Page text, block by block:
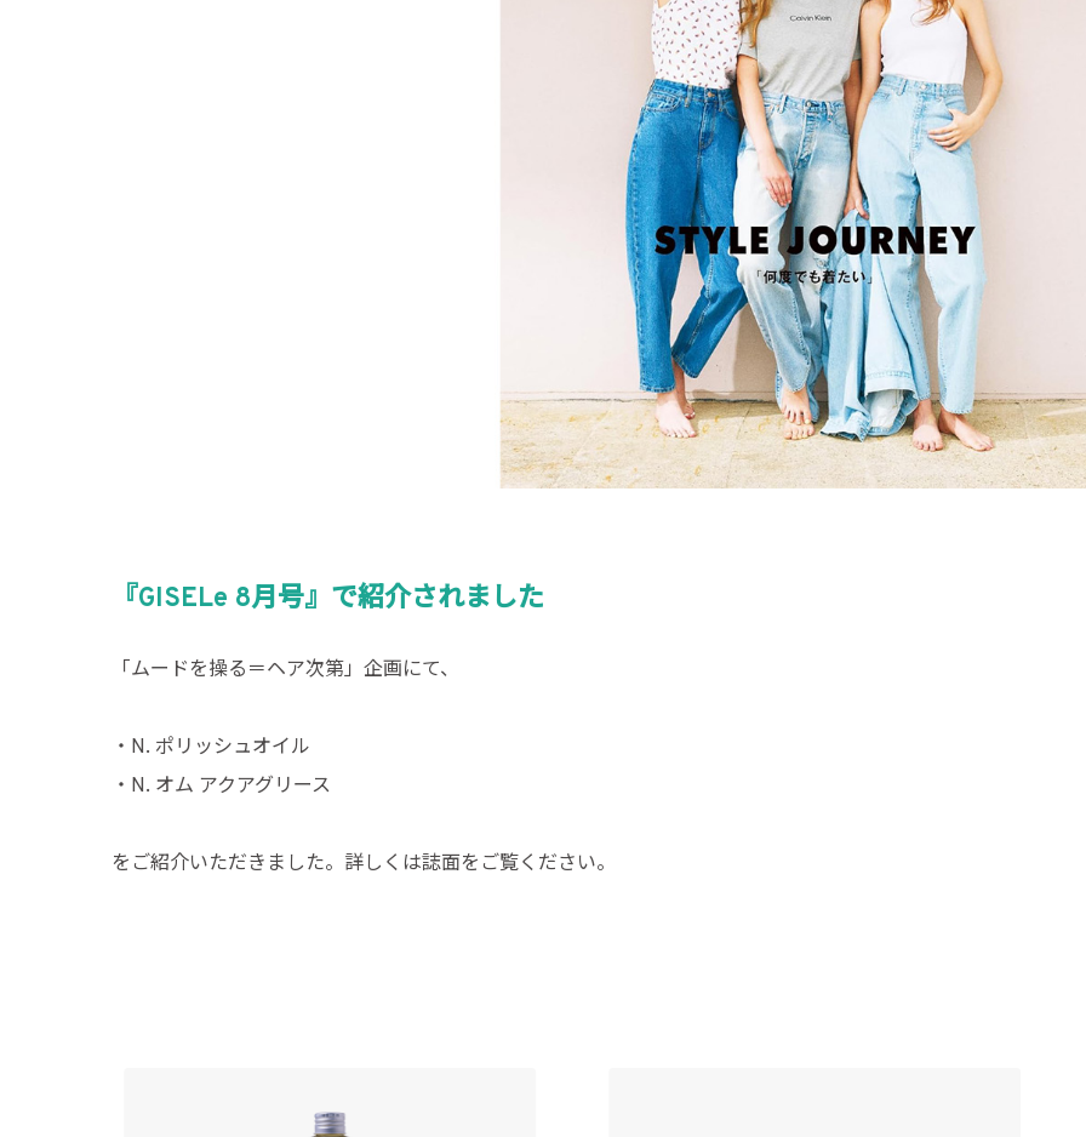
『GISELe 8月号』で紹介されました
「ムードを操る＝ヘア次第」企画にて、
・N. ポリッシュオイル
・N. オム アクアグリース
をご紹介いただきました。詳しくは誌面をご覧ください。